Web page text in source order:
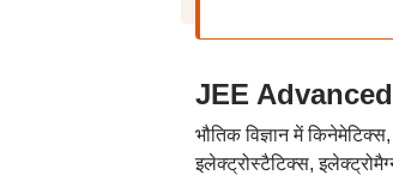
JEE Advanced
भौतिक विज्ञान में
इलेक्ट्रोस्टैटिक्स,